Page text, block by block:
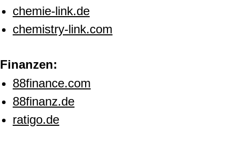
chemie-link.de
chemistry-link.com
Finanzen:
88finance.com
88finanz.de
ratigo.de